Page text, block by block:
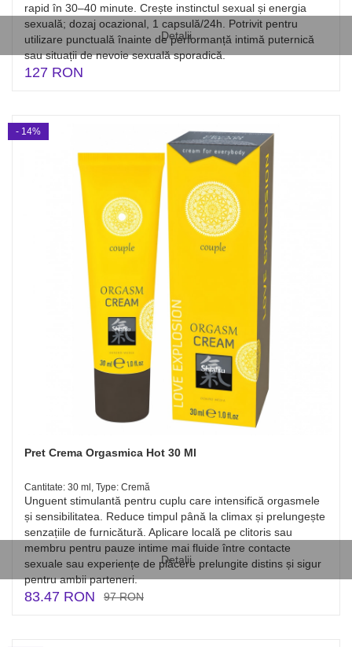
Detalii
rapid în 30–40 minute. Crește instinctul sexual și energia
sexuală; dozaj ocazional, 1 capsulă/24h. Potrivit pentru
utilizare punctuală înainte de performanță intimă puternică
sau situații de nevoie sexuală sporadică.
127 RON
Detalii
Pret Crema Orgasmica Hot 30 Ml
Cantitate: 30 ml, Type: Cremă
Unguent stimulantă pentru cuplu care intensifică orgasmele
și sensibilitatea. Reduce timpul până la climax și prelungește
senzațiile de furnicătură. Aplicare locală pe clitoris sau
membru pentru pauze intime mai fluide între contacte
sexuale sau experiențe de plăcere prelungite distins și sigur
pentru ambii parteneri.
83.47 RON 97 RON
- 14%